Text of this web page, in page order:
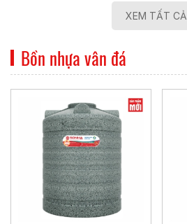
XEM TẤT CẢ
Bồn nhựa vân đá